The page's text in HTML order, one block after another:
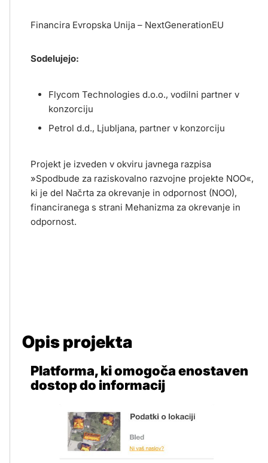
Financira Evropska Unija – NextGenerationEU
Sodelujejo:
Flycom Technologies d.o.o., vodilni partner v
konzorciju
Petrol d.d., Ljubljana, partner v konzorciju
Projekt je izveden v okviru javnega razpisa
»Spodbude za raziskovalno razvojne projekte NOO«,
ki je del Načrta za okrevanje in odpornost (NOO),
financiranega s strani Mehanizma za okrevanje in
odpornost.
Opis projekta
Platforma, ki omogoča enostaven
dostop do informacij